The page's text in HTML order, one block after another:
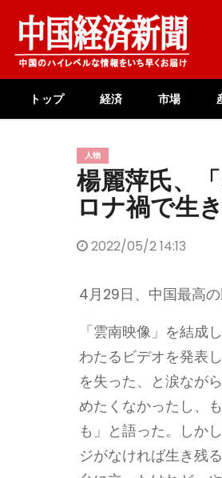
content
トップ 経済 市場
人物
楊麗萍氏、
ロナ禍で生
2022/05/2 14:13
4月29日、中国最高
「雲南映像」を結成
わたるビデオを発表
を失った、と涙なが
めたくなかったし、
も」と語った。しか
ジがなければ生き残